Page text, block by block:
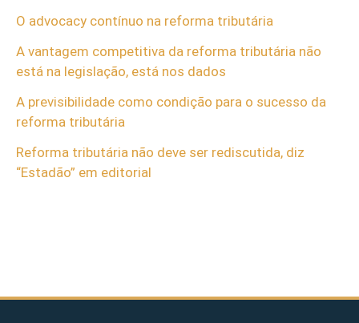
O advocacy contínuo na reforma tributária
A vantagem competitiva da reforma tributária não
está na legislação, está nos dados
A previsibilidade como condição para o sucesso da
reforma tributária
Reforma tributária não deve ser rediscutida, diz
“Estadão” em editorial